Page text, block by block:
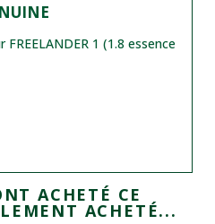
1 (1.8 essence
ACHETÉ CE
ACHETÉ...